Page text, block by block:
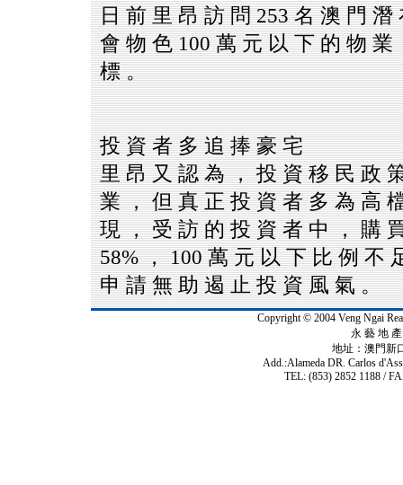
日 前 里 昂 訪 問 253 名 澳 門
會 物 色 100 萬 元 以 下 的 物 業
標 。
投 資 者 多 追 捧 豪 宅
里 昂 又 認 為 ， 投 資 移 民 政
業 ， 但 真 正 投 資 者 多 為 高
現 ， 受 訪 的 投 資 者 中 ， 購
58% ， 100 萬 元 以 下 比 例 不
申 請 無 助 遏 止 投 資 風 氣 。
Copyright © 2004 Veng Ngai
永 藝 地
地址：澳門新
Add.:Alameda DR. Carlos
TEL: (853) 2852 1188 /